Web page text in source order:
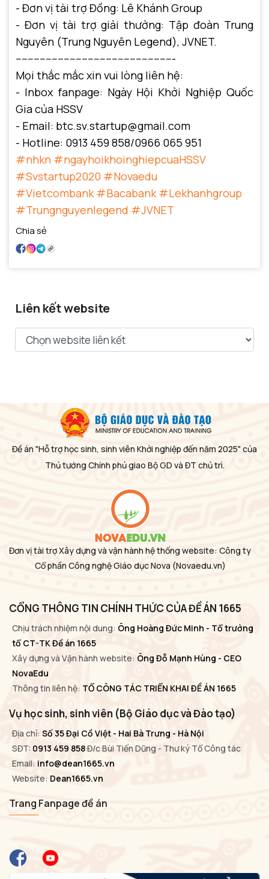
- Đơn vị tài trợ Đồng: Lê Khánh Group
- Đơn vị tài trợ giải thưởng: Tập đoàn Trung
Nguyên (Trung Nguyên Legend), JVNET.
-----------------------------------------------------
Mọi thắc mắc xin vui lòng liên hệ:
- Inbox fanpage: Ngày Hội Khởi Nghiệp Quốc
Gia của HSSV
- Email: btc.sv.startup@gmail.com
- Hotline: 0913 459 858/0966 065 951
#nhkn #ngayhoikhoinghiepcuaHSSV
#Svstartup2020 #Novaedu
#Vietcombank #Bacabank #Lekhanhgroup
#Trungnguyenlegend #JVNET
Chia sẻ
Liên kết website
Đề án "Hỗ trợ học sinh, sinh viên Khởi nghiệp đến năm 2025" của
Thủ tướng Chính phủ giao Bộ GD và ĐT chủ trì.
Đơn vị tài trợ Xây dựng và vận hành hệ thống website: Công ty
Cổ phần Công nghệ Giáo dục Nova (Novaedu.vn)
CỔNG THÔNG TIN CHÍNH THỨC CỦA ĐỀ ÁN 1665
Chịu trách nhiệm nội dung: Ông Hoàng Đức Minh - Tổ trưởng
tổ CT-TK Đề án 1665
Xây dựng và Vận hành website: Ông Đỗ Mạnh Hùng - CEO
NovaEdu
Thông tin liên hệ: TỔ CÔNG TÁC TRIỂN KHAI ĐỀ ÁN 1665
Vụ học sinh, sinh viên (Bộ Giáo dục và Đào tạo)
Địa chỉ: Số 35 Đại Cồ Việt - Hai Bà Trưng - Hà Nội
SĐT: 0913 459 858Đ/c Bùi Tiến Dũng - Thư ký Tổ Công tác
Email: info@dean1665.vn
Website: Dean1665.vn
Trang Fanpage đề án